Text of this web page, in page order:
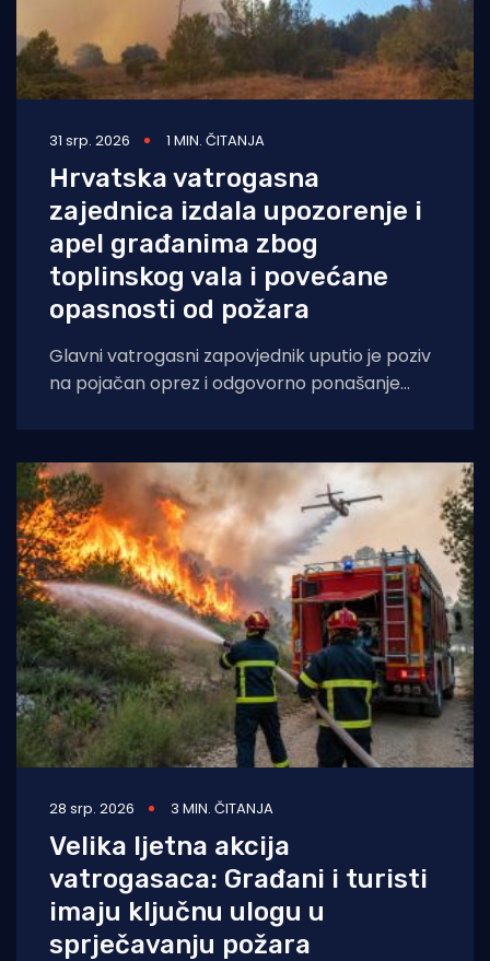
31 srp. 2026 1 MIN. ČITANJA
Hrvatska vatrogasna
zajednica izdala upozorenje i
apel građanima zbog
toplinskog vala i povećane
opasnosti od požara
Glavni vatrogasni zapovjednik uputio je poziv
na pojačan oprez i odgovorno ponašanje
28 srp. 2026 3 MIN. ČITANJA
Velika ljetna akcija
vatrogasaca: Građani i turisti
imaju ključnu ulogu u
sprječavanju požara